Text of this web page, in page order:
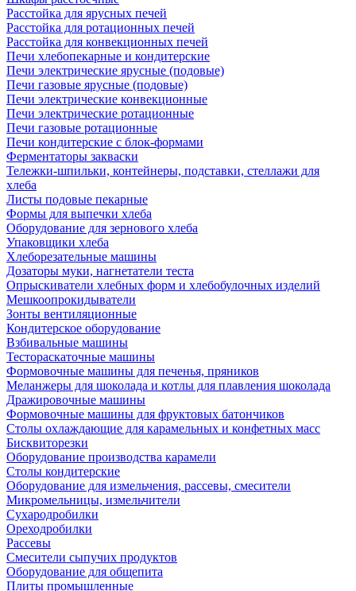
Расстойка для ярусных печей
Расстойка для ротационных печей
Расстойка для конвекционных печей
Печи хлебопекарные и кондитерские
Печи электрические ярусные (подовые)
Печи газовые ярусные (подовые)
Печи электрические конвекционные
Печи электрические ротационные
Печи газовые ротационные
Печи кондитерские с блок-формами
Ферментаторы закваски
Тележки-шпильки, контейнеры, подставки, стеллажи для
хлеба
Листы подовые пекарные
Формы для выпечки хлеба
Оборудование для зернового хлеба
Упаковщики хлеба
Хлеборезательные машины
Дозаторы муки, нагнетатели теста
Опрыскиватели хлебных форм и хлебобулочных изделий
Мешкоопрокидыватели
Зонты вентиляционные
Кондитерское оборудование
Взбивальные машины
Тестораскаточные машины
Формовочные машины для печенья, пряников
Меланжеры для шоколада и котлы для плавления шоколада
Дражировочные машины
Формовочные машины для фруктовых батончиков
Столы охлаждающие для карамельных и конфетных масс
Бисквиторезки
Оборудование производства карамели
Столы кондитерские
Оборудование для измельчения, рассевы, смесители
Микромельницы, измельчители
Сухародробилки
Ореходробилки
Рассевы
Смесители сыпучих продуктов
Оборудование для общепита
Плиты промышленные